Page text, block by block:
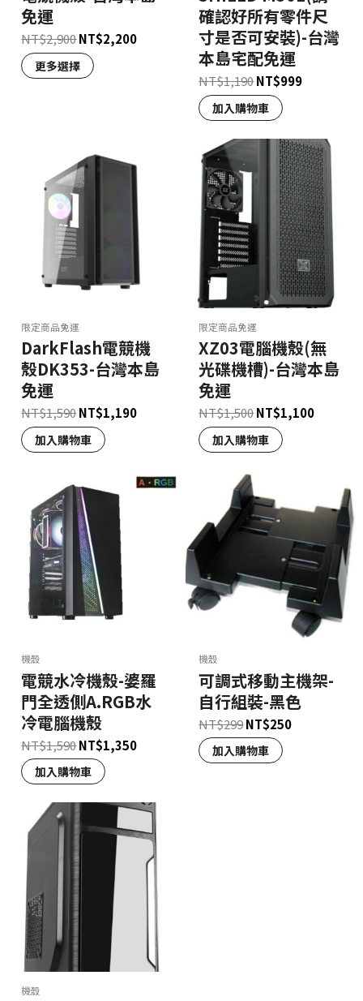
免運
NT$2,900NT$2,200
更多選擇
確認好所有零件尺
寸是否可安裝)-台灣
本島宅配免運
NT$1,190NT$999
加入購物車
限定商品免運
DarkFlash電競機
殼DK353-台灣本島
免運
NT$1,590NT$1,190
加入購物車
限定商品免運
XZ03電腦機殼(無
光碟機槽)-台灣本島
免運
NT$1,500NT$1,100
加入購物車
機殼
電競水冷機殼-婆羅
門全透側A.RGB水
冷電腦機殼
NT$1,590NT$1,350
加入購物車
機殼
可調式移動主機架-
自行組裝-黑色
NT$299NT$250
加入購物車
機殼